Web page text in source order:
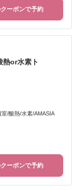
ーポンで予約
熱or水素ト
/酸熱/水素/AMASIA
ーポンで予約